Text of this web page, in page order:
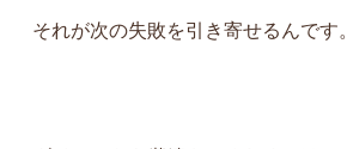
それが次の失敗を引き寄せるんです。